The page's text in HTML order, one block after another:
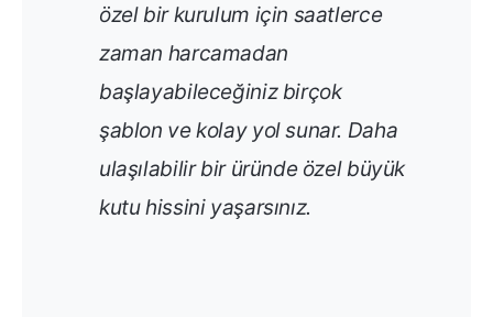
özel bir kurulum için saatlerce
zaman harcamadan
başlayabileceğiniz birçok
şablon ve kolay yol sunar. Daha
ulaşılabilir bir üründe özel büyük
kutu hissini yaşarsınız.